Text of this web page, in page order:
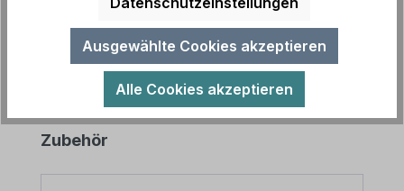
Produktgalerie überspringen
Zubehör
Ausgewählte Cookies akzeptieren
Alle Cookies akzeptieren